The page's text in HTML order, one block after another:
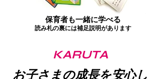
保育者も一緒に学べる
読み札の裏には補足説明があります
KARUTA
お子さまの成長を安心し